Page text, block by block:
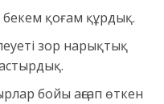
бекем қоғам құрдық.
зор нарықтық
бойы аңсап өткен